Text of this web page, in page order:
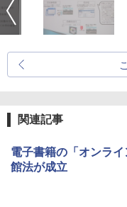
関連記事
電子書籍の「オンラ
館法が成立